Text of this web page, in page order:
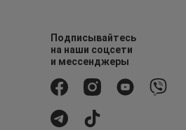
Подписывайтесь
на наши соцсети
и мессенджеры